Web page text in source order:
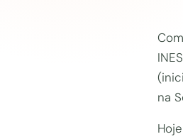
na